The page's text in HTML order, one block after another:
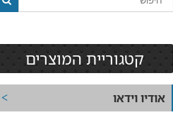
קטגוריית המוצרים
אודיו וידאו